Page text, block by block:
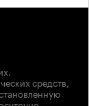
средств,